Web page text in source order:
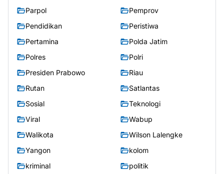
Parpol
Pemprov
Pendidikan
Peristiwa
Pertamina
Polda Jatim
Polres
Polri
Presiden Prabowo
Riau
Rutan
Satlantas
Sosial
Teknologi
Viral
Wabup
Walikota
Wilson Lalengke
Yangon
kolom
kriminal
politik